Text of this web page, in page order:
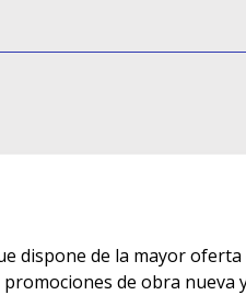
dispone de la mayor
de obra nueva